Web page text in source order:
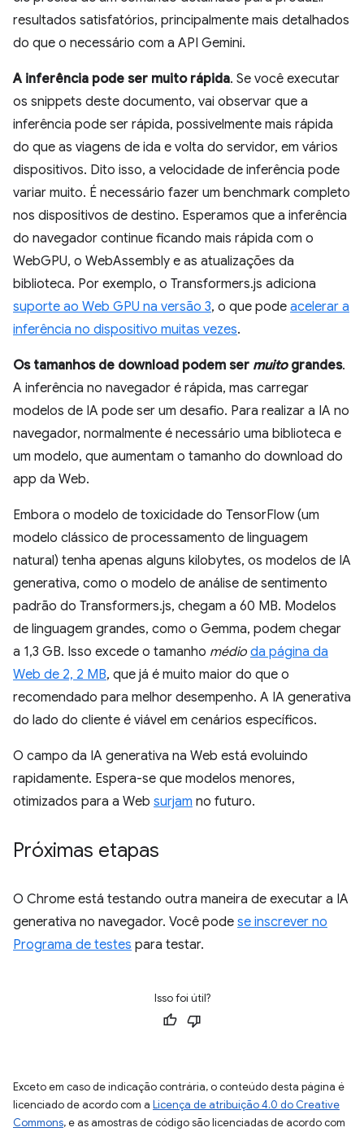
resultados satisfatórios, principalmente mais detalhados
do que o necessário com a API Gemini.
A inferência pode ser muito rápida. Se você executar
os snippets deste documento, vai observar que a
inferência pode ser rápida, possivelmente mais rápida
do que as viagens de ida e volta do servidor, em vários
dispositivos. Dito isso, a velocidade de inferência pode
variar muito. É necessário fazer um benchmark completo
nos dispositivos de destino. Esperamos que a inferência
do navegador continue ficando mais rápida com o
WebGPU, o WebAssembly e as atualizações da
biblioteca. Por exemplo, o Transformers.js adiciona
suporte ao Web GPU na versão 3, o que pode acelerar a
inferência no dispositivo muitas vezes.
Os tamanhos de download podem ser muitograndes.
A inferência no navegador é rápida, mas carregar
modelos de IA pode ser um desafio. Para realizar a IA no
navegador, normalmente é necessário uma biblioteca e
um modelo, que aumentam o tamanho do download do
app da Web.
Embora o modelo de toxicidade do TensorFlow (um
modelo clássico de processamento de linguagem
natural) tenha apenas alguns kilobytes, os modelos de IA
generativa, como o modelo de análise de sentimento
padrão do Transformers.js, chegam a 60 MB. Modelos
de linguagem grandes, como o Gemma, podem chegar
a 1,3 GB. Isso excede o tamanho médio da página da
Web de 2, 2 MB, que já é muito maior do que o
recomendado para melhor desempenho. A IA generativa
do lado do cliente é viável em cenários específicos.
O campo da IA generativa na Web está evoluindo
rapidamente. Espera-se que modelos menores,
otimizados para a Web surjam no futuro.
Próximas etapas
O Chrome está testando outra maneira de executar a IA
generativa no navegador. Você pode se inscrever no
Programa de testes para testar.
Isso foi útil?
Exceto em caso de indicação contrária, o conteúdo desta página é
licenciado de acordo com a Licença de atribuição 4.0 do Creative
Commons, e as amostras de código são licenciadas de acordo com